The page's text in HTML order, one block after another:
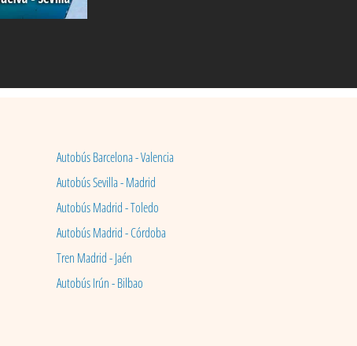
Autobús Barcelona - Valencia
Autobús Sevilla - Madrid
Autobús Madrid - Toledo
Autobús Madrid - Córdoba
Tren Madrid - Jaén
Autobús Irún - Bilbao